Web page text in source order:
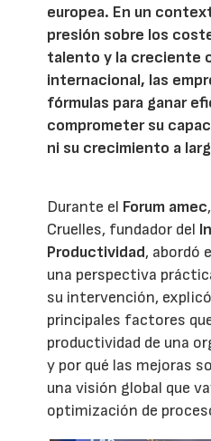
europea. En un
presión sobre los
talento y la creciente
internacional, las
fórmulas para ganar
comprometer su
ni su crecimiento a
Durante el Forum amec
Cruelles, fundador del
Productividad, abordó
una perspectiva
su intervención,
principales factores
productividad de una
y por qué las mejoras
una visión global que
optimización de